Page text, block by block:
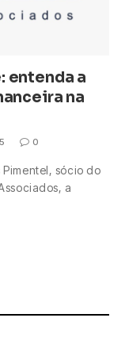
entenda a
na
0
sócio do
a